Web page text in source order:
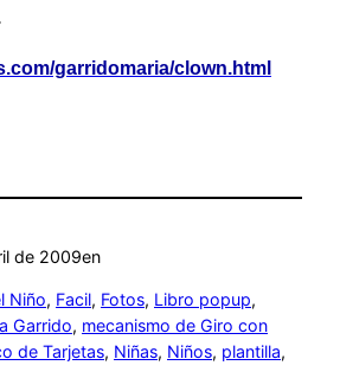
garridomaria/clown.html
de 2009en
Niño, Facil, Fotos, Libro popup
Garrido, mecanismo de Giro con
de Tarjetas, Niñas, Niños, plantilla